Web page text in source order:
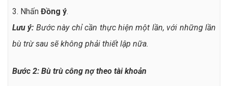
3. Nhấn Đồng ý.
Lưu ý: Bước này chỉ cần thực hiện một lần, với những lần
bù trừ sau sẽ không phải thiết lập nữa.
Bước 2: Bù trù công nợ theo tài khoản